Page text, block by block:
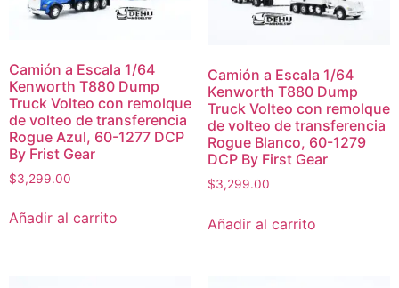
Camión a Escala 1/64
Kenworth T880 Dump
Truck Volteo con remolque
de volteo de transferencia
Rogue Azul, 60-1277 DCP
By Frist Gear
$3,299.00
Añadir al carrito
Camión a Escala 1/64
Kenworth T880 Dump
Truck Volteo con remolque
de volteo de transferencia
Rogue Blanco, 60-1279
DCP By First Gear
$3,299.00
Añadir al carrito